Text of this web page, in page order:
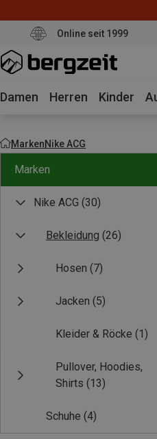
Online seit 1999
Damen Herren Kinder
MarkenNike ACG
Marken
Nike ACG (30)
Bekleidung (26)
Hosen (7)
Jacken (5)
Kleider & Röcke (1)
Pullover, Hoodies,
Shirts (13)
Schuhe (4)